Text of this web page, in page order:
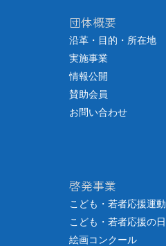
団体概要
沿革・目的・所在地
実施事業
情報公開
賛助会員
お問い合わせ
啓発事業
こども・若者応援運動
こども・若者応援の日
絵画コンクール